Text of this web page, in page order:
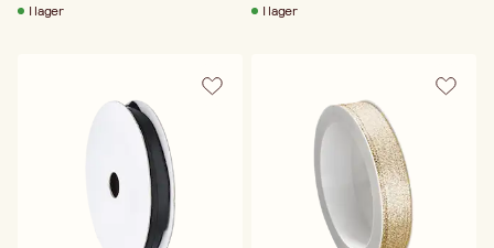
I lager I lager